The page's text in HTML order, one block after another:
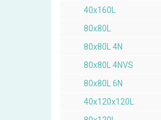
40x160L
80x80L
80x80L 4N
80x80L 4NVS
80x80L 6N
40x120x120L